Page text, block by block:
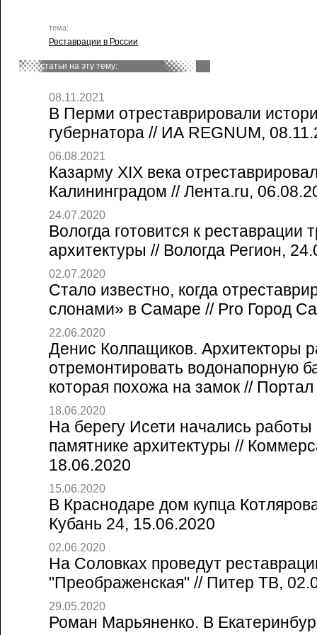
тема:
Реставрации в России
статьи на эту тему:
08.11.2021
В Перми отреставрировали
губернатора // ИА REGNUM,
06.08.2021
Казарму XIX века
Калининградом // Лента.ru,
24.07.2020
Вологда готовится к реставрации
архитектуры // Вологда Регион,
02.07.2020
Стало известно, когда
слонами» в Самаре // Pro Город
22.06.2020
Денис Колпащиков. Архитекторы
отремонтировать водонапорную
которая похожа на замок //
18.06.2020
На берегу Исети начались
памятнике архитектуры //
18.06.2020
15.06.2020
В Краснодаре дом купца
Кубань 24, 15.06.2020
02.06.2020
На Соловках проведут
"Преображенская" // Питер ТВ,
29.05.2020
Роман Марьяненко. В